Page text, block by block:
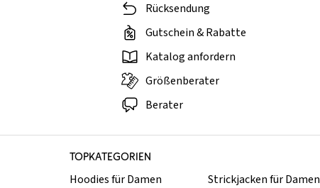
Rücksendung
Gutschein & Rabatte
Katalog anfordern
Größenberater
Berater
TOPKATEGORIEN
Hoodies für Damen
Strickjacken für Damen